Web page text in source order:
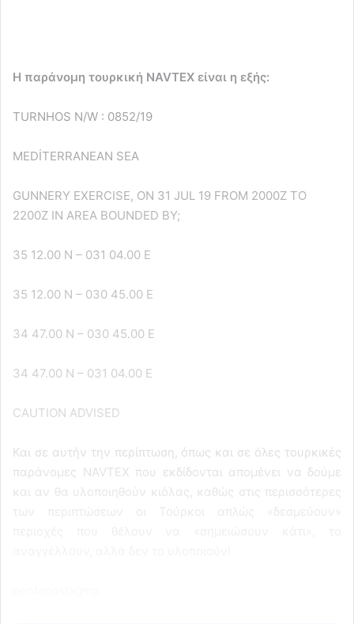
Η παράνομη τουρκική NAVTEX είναι η εξής:
TURNHOS N/W : 0852/19
MEDİTERRANEAN SEA
GUNNERY EXERCISE, ON 31 JUL 19 FROM 2000Z TO
2200Z IN AREA BOUNDED BY;
35 12.00 N – 031 04.00 E
35 12.00 N – 030 45.00 E
34 47.00 N – 030 45.00 E
34 47.00 N – 031 04.00 E
CAUTION ADVISED
Και σε αυτήν την περίπτωση, όπως και σε όλες τουρκικές
παράνομες NAVTEX που εκδίδονται απομένει να δούμε
και αν θα υλοποιηθούν κιόλας, καθώς στις περισσότερες